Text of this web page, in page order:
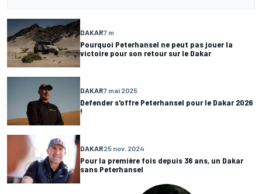
DAKAR7 m
Pourquoi Peterhansel ne peut pas jouer la
victoire pour son retour sur le Dakar
DAKAR7 mai 2025
Defender s'offre Peterhansel pour le Dakar 2026
!
DAKAR25 nov. 2024
Pour la première fois depuis 36 ans, un Dakar
sans Peterhansel